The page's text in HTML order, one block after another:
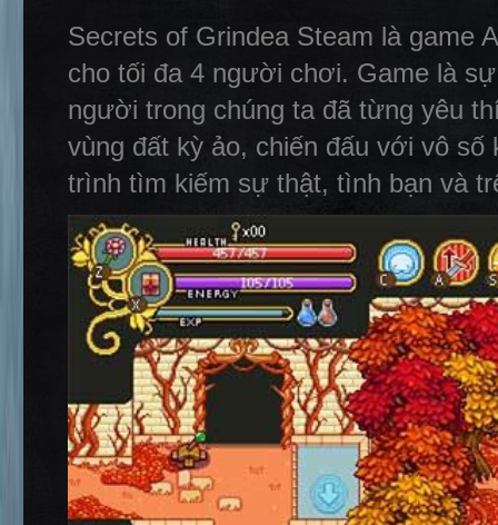
Secrets of Grindea Steam là game
cho tối đa 4 người chơi. Game là
người trong chúng ta đã từng yêu
vùng đất kỳ ảo, chiến đấu với vô
trình tìm kiếm sự thật, tình bạn và